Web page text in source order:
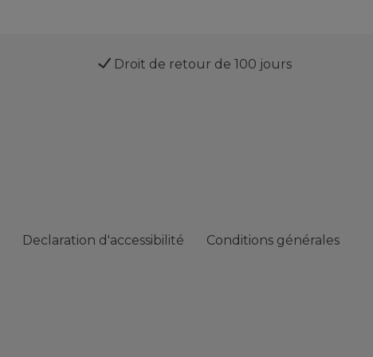
Droit de retour de 100 jours
Declaration d'accessibilité
Conditions générales